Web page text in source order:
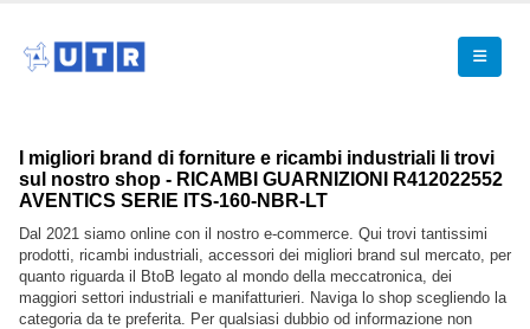
I migliori brand di forniture e ricambi industriali li trovi
sul nostro shop - RICAMBI GUARNIZIONI R412022552
AVENTICS SERIE ITS-160-NBR-LT
Dal 2021 siamo online con il nostro e-commerce. Qui trovi tantissimi
prodotti, ricambi industriali, accessori dei migliori brand sul mercato, per
quanto riguarda il BtoB legato al mondo della meccatronica, dei
maggiori settori industriali e manifatturieri. Naviga lo shop scegliendo la
categoria da te preferita. Per qualsiasi dubbio od informazione non